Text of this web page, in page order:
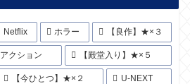
Netflix ホラー 【良作】★×３
アクション 【殿堂入り】★×５
【今ひとつ】★×２ U-NEXT